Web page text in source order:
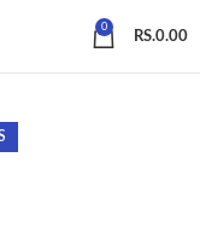
0
RS.0.00